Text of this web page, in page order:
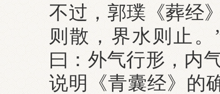
不过，郭璞《葬经
则散，界水则止
曰：外气行形，内
说明《青囊经》的